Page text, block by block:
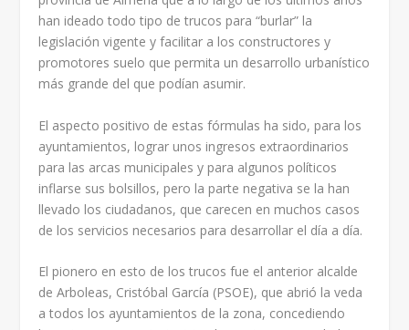
han ideado todo tipo de trucos para “burlar” la
legislación vigente y facilitar a los constructores y
promotores suelo que permita un desarrollo urbanístico
más grande del que podían asumir.
El aspecto positivo de estas fórmulas ha sido, para los
ayuntamientos, lograr unos ingresos extraordinarios
para las arcas municipales y para algunos políticos
inflarse sus bolsillos, pero la parte negativa se la han
llevado los ciudadanos, que carecen en muchos casos
de los servicios necesarios para desarrollar el día a día.
El pionero en esto de los trucos fue el anterior alcalde
de Arboleas, Cristóbal García (PSOE), que abrió la veda
a todos los ayuntamientos de la zona, concediendo